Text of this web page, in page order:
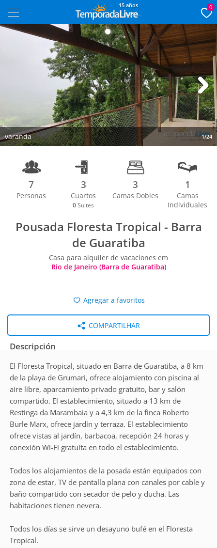
15 años 0
varanda 1/24
Next
7
Personas
3
Cuartos
0 Suites
3
Camas Dobles
1
Camas
Individuales
Pousada Floresta Tropical - Barra
de Guaratiba
Casa para alquiler de vacaciones em
Rio de Janeiro (Barra de Guaratiba)
Agregar a favoritos
COMPARTILHAR
Descripción
El Floresta Tropical, situado en Barra de Guaratiba, a 8 km
de la playa de Grumari, ofrece alojamiento con piscina al
aire libre, aparcamiento privado gratuito, bar y salón
compartido. El establecimiento, situado a 13 km de
Restinga da Marambaia y a 4,3 km de la finca Roberto
Burle Marx, ofrece jardín y terraza. El establecimiento
ofrece vistas al jardín, barbacoa, recepción 24 horas y
conexión Wi-Fi gratuita en todo el establecimiento.
Todos los alojamientos de la posada están equipados con
zona de estar, TV de pantalla plana con canales por cable y
baño compartido con secador de pelo y ducha. Las
habitaciones tienen nevera.
Todos los días se sirve un desayuno bufé en el Floresta
Tropical.